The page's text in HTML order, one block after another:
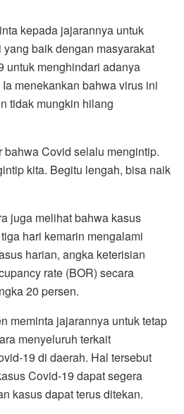
kepada jajarannya untuk
baik dengan masyarakat
untuk menghindari adanya
menekankan bahwa virus ini
tidak mungkin hilang
bahwa Covid selalu mengintip.
kita. Begitu lengah, bisa naik
juga melihat bahwa kasus
hari kemarin mengalami
harian, angka keterisian
rate (BOR) secara
20 persen.
meminta jajarannya untuk tetap
menyeluruh terkait
19 di daerah. Hal tersebut
Covid-19 dapat segera
kasus dapat terus ditekan.